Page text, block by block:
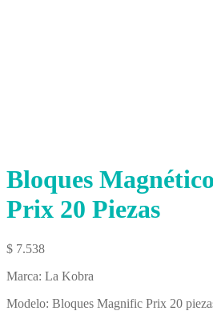
Bloques
Prix 20 Piezas
$ 7.538
Marca: La Kobra
Modelo: Bloques Magnific Prix 20